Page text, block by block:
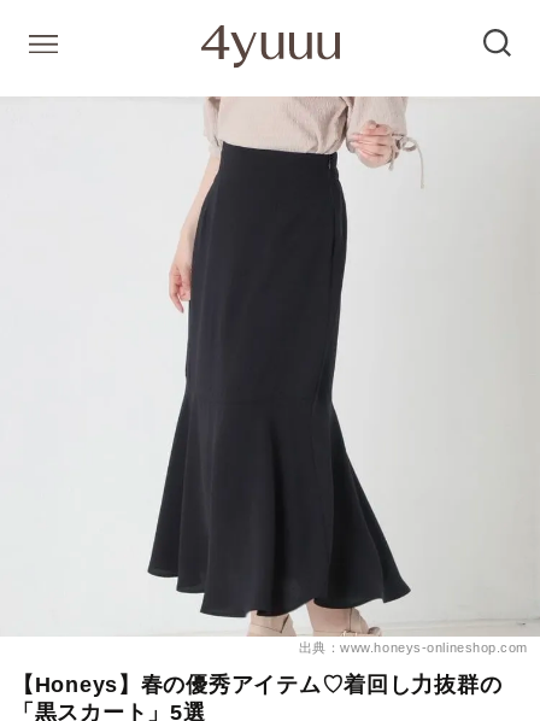
出典：www.honeys-onlineshop.com
【Honeys】春の優秀アイテム♡着回し力抜群の
「黒スカート」5選